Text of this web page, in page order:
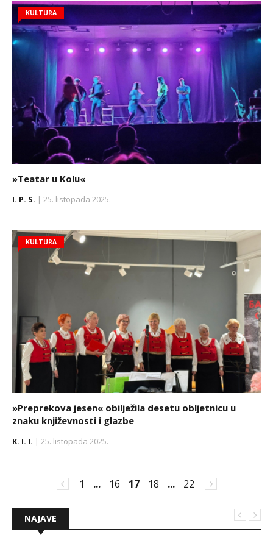
KULTURA
»Teatar u Kolu«
I. P. S. | 25. listopada 2025.
KULTURA
»Preprekova jesen« obilježila desetu obljetnicu u
znaku književnosti i glazbe
K. I. I. | 25. listopada 2025.
1 ... 16 17 18 ... 22
NAJAVE